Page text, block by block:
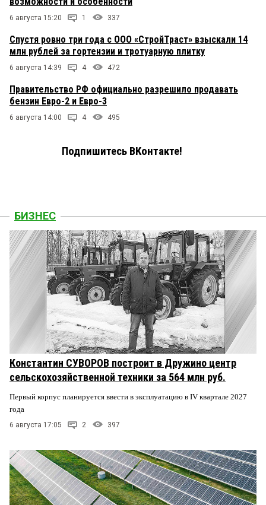
6 августа 15:20 1 337
Спустя ровно три года с ООО «СтройТраст» взыскали 14
млн рублей за гортензии и тротуарную плитку
6 августа 14:39 4 472
Правительство РФ официально разрешило продавать
бензин Евро-2 и Евро-3
6 августа 14:00 4 495
Подпишитесь ВКонтакте!
БИЗНЕС
Константин СУВОРОВ построит в Дружино центр
сельскохозяйственной техники за 564 млн руб.
Первый корпус планируется ввести в эксплуатацию в IV квартале 2027
года
6 августа 17:05 2 397